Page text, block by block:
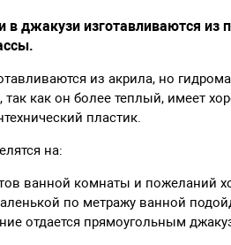
в джакузи изготавливаются
из акрила, но
так как он более теплый, имеет
пластик.
на:
ванной комнаты и пожеланий
по метражу ванной
отдается прямоугольным